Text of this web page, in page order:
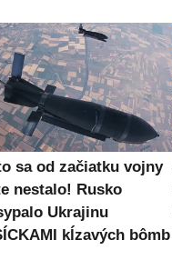
sa od začiatku vojny
nestalo! Rusko
Ukrajinu
kĺzavých bômb